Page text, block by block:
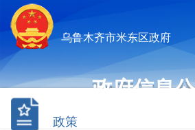
乌鲁木齐市米东区政府
政府信息
政策